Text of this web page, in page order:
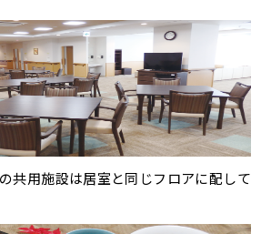
共用施設は居室と同じフロアに配して